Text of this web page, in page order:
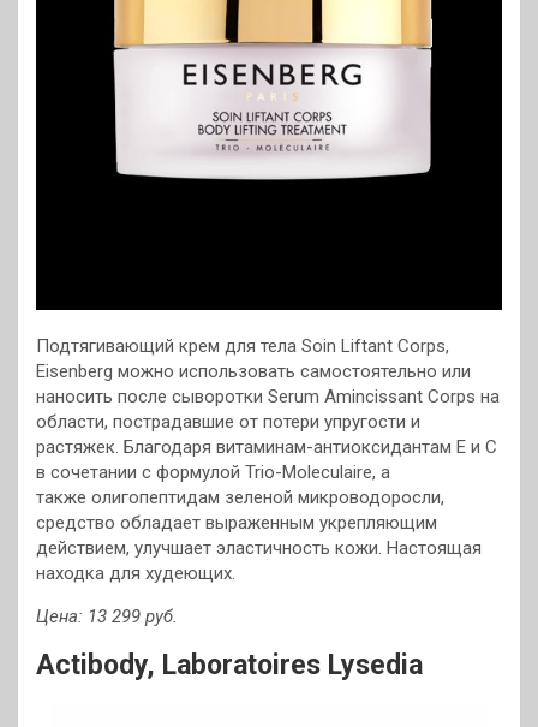
Подтягивающий крем для тела Soin Liftant Corps,
Eisenberg можно использовать самостоятельно или
наносить после сыворотки Serum Amincissant Corps на
области, пострадавшие от потери упругости и
растяжек. Благодаря витаминам-антиоксидантам Е и С
в сочетании с формулой Trio-Moleculaire, а
также олигопептидам зеленой микроводоросли,
средство обладает выраженным укрепляющим
действием, улучшает эластичность кожи. Настоящая
находка для худеющих.
Цена: 13 299 руб.
Actibody, Laboratoires Lysedia